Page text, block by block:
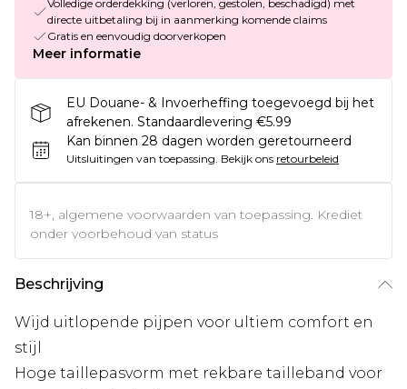
Volledige orderdekking (verloren, gestolen, beschadigd) met
directe uitbetaling bij in aanmerking komende claims
Gratis en eenvoudig doorverkopen
Meer informatie
EU Douane- & Invoerheffing toegevoegd bij het
afrekenen. Standaardlevering €5.99
Kan binnen 28 dagen worden geretourneerd
Uitsluitingen van toepassing. Bekijk ons retourbeleid
18+, algemene voorwaarden van toepassing. Krediet
onder voorbehoud van status
Beschrijving
Wijd uitlopende pijpen voor ultiem comfort en
stijl
Hoge taillepasvorm met rekbare tailleband voor